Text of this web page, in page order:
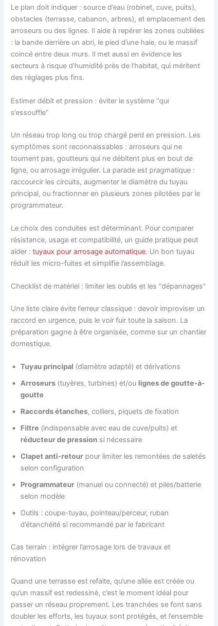
Le plan doit indiquer : source d’eau (robinet, cuve, puits),
obstacles (terrasse, cabanon, arbres), et emplacement des
arroseurs ou des lignes. Il aide à repérer les zones oubliées
: la bande derrière un abri, le pied d’une haie, ou le massif
coincé entre deux murs. Il met aussi en évidence les
secteurs à risque d’humidité près de l’habitat, qui méritent
des réglages plus fins.
Estimer débit et pression : éviter le système “qui
s’essouffle”
Un réseau trop long ou trop chargé perd en pression. Les
symptômes sont reconnaissables : arroseurs qui ne
tournent pas, goutteurs qui ne débitent plus en bout de
ligne, ou arrosage irrégulier. La parade est pragmatique :
raccourcir les circuits, augmenter le diamètre du tuyau
principal, ou fractionner en plusieurs zones pilotées par le
programmateur.
Le choix des conduites est déterminant. Pour comparer
résistance, usage et compatibilité, un guide pratique peut
aider :tuyaux pour arrosage automatique. Un bon tuyau
réduit les micro-fuites et simplifie l’assemblage.
Checklist de matériel : limiter les oublis et les “dépannages”
Une liste claire évite l’erreur classique : devoir improviser un
raccord en urgence, puis le voir fuir toute la saison. La
préparation gagne à être organisée, comme sur un chantier
domestique.
Tuyau principal (diamètre adapté) et dérivations
Arroseurs (tuyères, turbines) et/ou lignes de goutte-à-
goutte
Raccords étanches, colliers, piquets de fixation
Filtre (indispensable avec eau de cuve/puits) et
réducteur de pression si nécessaire
Clapet anti-retour pour limiter les remontées de saletés
selon configuration
Programmateur (manuel ou connecté) et piles/batterie
selon modèle
Outils : coupe-tuyau, pointeau/perceur, ruban
d’étanchéité si recommandé par le fabricant
Cas terrain : intégrer l’arrosage lors de travaux et
rénovation
Quand une terrasse est refaite, qu’une allée est créée ou
qu’un massif est redessiné, c’est le moment idéal pour
passer un réseau proprement. Les tranchées se font sans
doubler les efforts, les tuyaux sont protégés, et l’ensemble